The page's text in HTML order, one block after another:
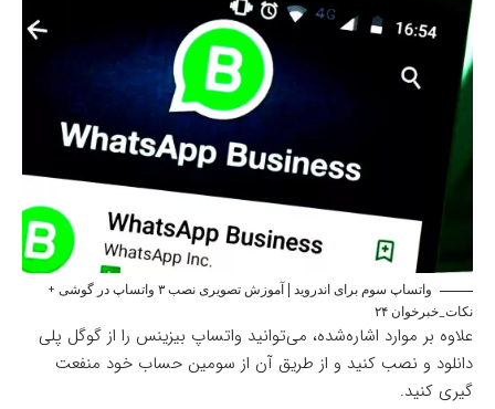
واتساپ سوم برای اندروید | آموزش تصویری نصب ۳ واتساپ در گوشی +
نکات_خبرخوان ۲۴
علاوه بر موارد اشاره‌شده، می‌توانید واتساپ بیزینس را از گوگل پلی
دانلود و نصب کنید و از طریق آن از سومین حساب خود منفعت
گیری کنید.